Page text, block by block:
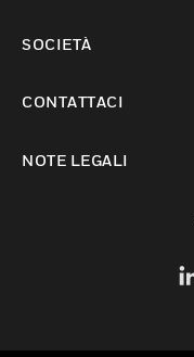
SOCIETÀ
CONTATTACI
NOTE LEGALI